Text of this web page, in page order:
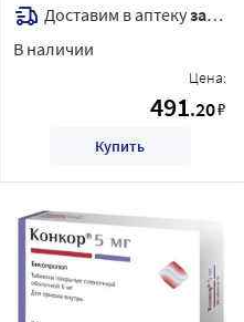
Доставим в аптекузавтра
В наличии
Цена:
491.20₽
Купить